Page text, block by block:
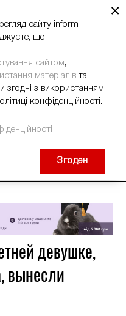
девушке,
вынесли
×
сайту inform-
що
сайтом,
матеріалів та
згодні з використанням
конфіденційності.
Згоден